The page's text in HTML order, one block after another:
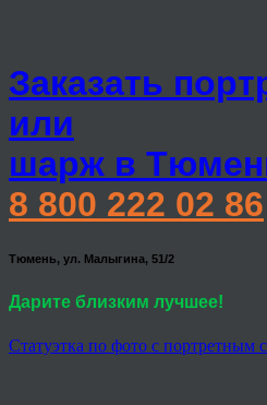
Заказать
или
шарж в
8 800 222 02 86
Тюмень, ул. Малыгина, 51/2
Дарите близким лучшее!
Статуэтка по фото с портретным